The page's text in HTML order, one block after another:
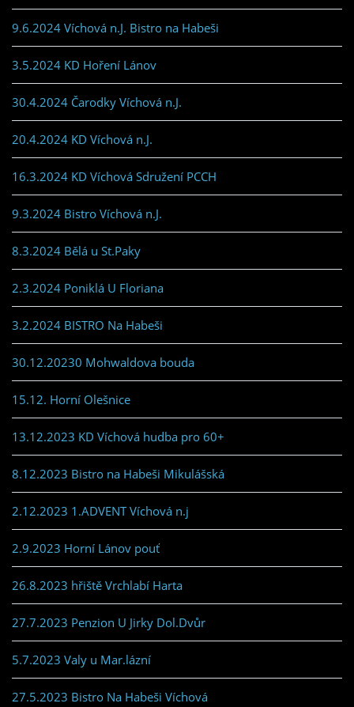
9.6.2024 Víchová n.J. Bistro na Habeši
3.5.2024 KD Hoření Lánov
30.4.2024 Čarodky Víchová n.J.
20.4.2024 KD Víchová n.J.
16.3.2024 KD Víchová Sdružení PCCH
9.3.2024 Bistro Víchová n.J.
8.3.2024 Bělá u St.Paky
2.3.2024 Poniklá U Floriana
3.2.2024 BISTRO Na Habeši
30.12.20230 Mohwaldova bouda
15.12. Horní Olešnice
13.12.2023 KD Víchová hudba pro 60+
8.12.2023 Bistro na Habeši Mikulášská
2.12.2023 1.ADVENT Víchová n.j
2.9.2023 Horní Lánov pouť
26.8.2023 hřiště Vrchlabí Harta
27.7.2023 Penzion U Jirky Dol.Dvůr
5.7.2023 Valy u Mar.lázní
27.5.2023 Bistro Na Habeši Víchová